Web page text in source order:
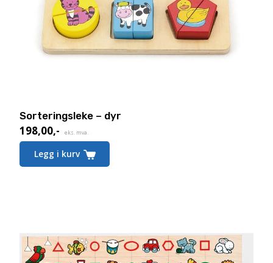
Sorteringsleke – dyr
198,00,- eks. mva.
Legg i kurv